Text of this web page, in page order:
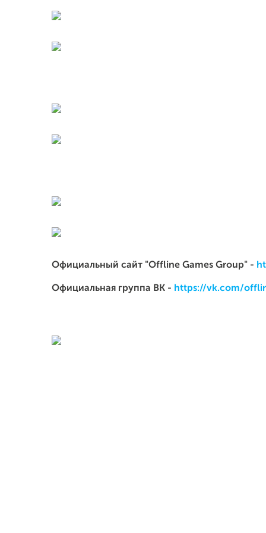
Официальный сайт "Offline Games Group" -
Официальная группа ВК - https://vk.com/